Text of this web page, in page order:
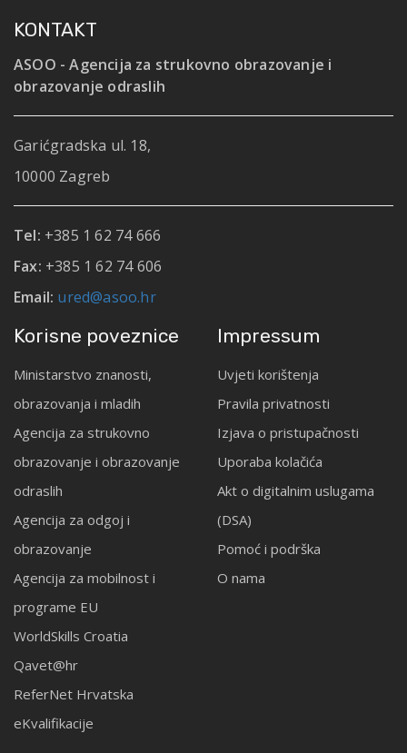
KONTAKT
ASOO - Agencija za strukovno obrazovanje i
obrazovanje odraslih
Garićgradska ul. 18,
10000 Zagreb
Tel: +385 1 62 74 666
Fax: +385 1 62 74 606
Email: ured@asoo.hr
Korisne poveznice
Ministarstvo znanosti,
obrazovanja i mladih
Agencija za strukovno
obrazovanje i obrazovanje
odraslih
Agencija za odgoj i
obrazovanje
Agencija za mobilnost i
programe EU
WorldSkills Croatia
Qavet@hr
ReferNet Hrvatska
eKvalifikacije
Impressum
Uvjeti korištenja
Pravila privatnosti
Izjava o pristupačnosti
Uporaba kolačića
Akt o digitalnim uslugama
(DSA)
Pomoć i podrška
O nama